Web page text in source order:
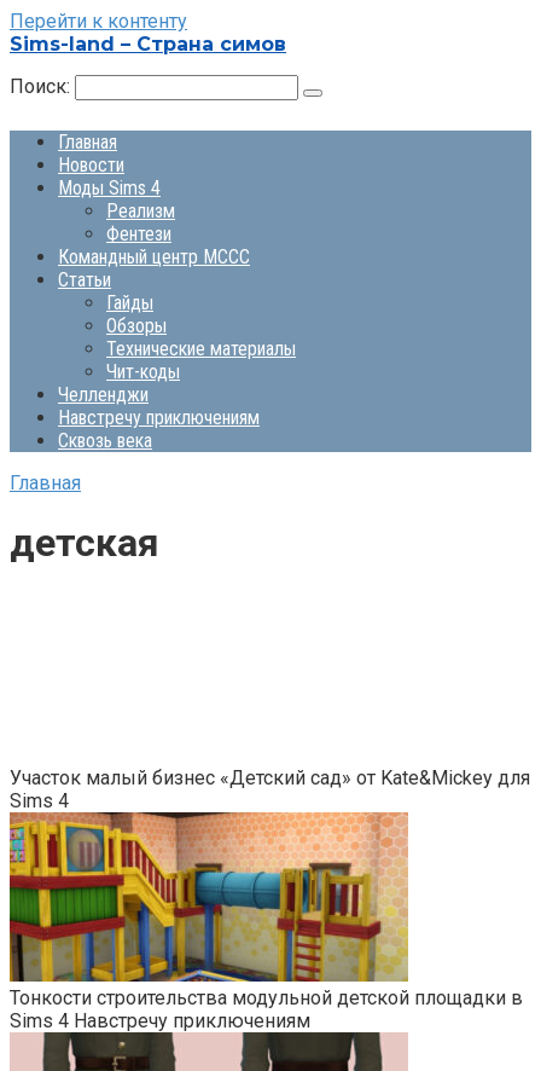
Перейти к контенту
Sims-land – Страна симов
Поиск:
Главная
Новости
Моды Sims 4
Реализм
Фентези
Командный центр MCCC
Статьи
Гайды
Обзоры
Технические материалы
Чит-коды
Челленджи
Навстречу приключениям
Сквозь века
Главная
детская
Участок малый бизнес «Детский сад» от Kate&Mickey для
Sims 4
Тонкости строительства модульной детской площадки в
Sims 4 Навстречу приключениям